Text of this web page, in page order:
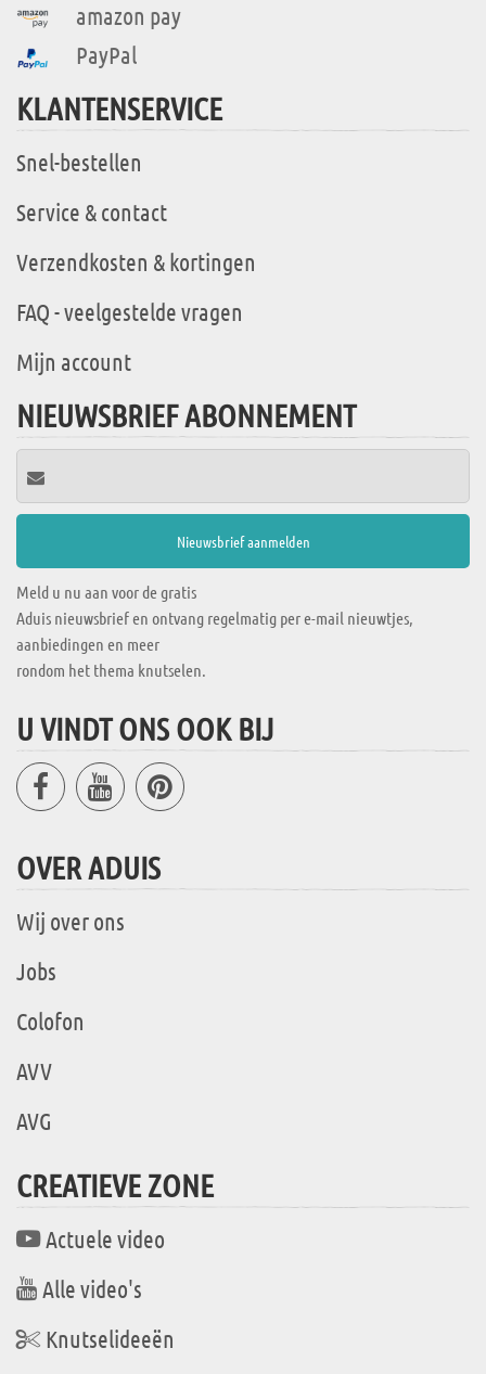
amazon pay
PayPal
KLANTENSERVICE
Snel-bestellen
Service & contact
Verzendkosten & kortingen
FAQ - veelgestelde vragen
Mijn account
NIEUWSBRIEF ABONNEMENT
Meld u nu aan voor de gratis
Aduis nieuwsbrief en ontvang regelmatig per e-mail nieuwtjes,
aanbiedingen en meer
rondom het thema knutselen.
U VINDT ONS OOK BIJ
OVER ADUIS
Wij over ons
Jobs
Colofon
AVV
AVG
CREATIEVE ZONE
Actuele video
Alle video's
Knutselideeën